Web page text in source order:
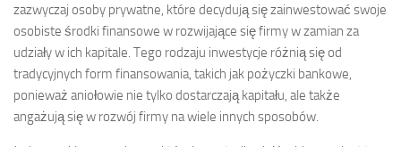
zazwyczaj osoby prywatne, które decydują się zainwestować swoje
osobiste środki finansowe w rozwijające się firmy w zamian za
udziały w ich kapitale. Tego rodzaju inwestycje różnią się od
tradycyjnych form finansowania, takich jak pożyczki bankowe,
ponieważ aniołowie nie tylko dostarczają kapitału, ale także
angażują się w rozwój firmy na wiele innych sposobów.